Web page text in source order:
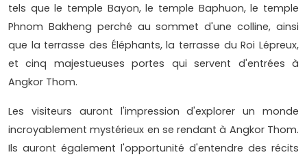
tels que le temple Bayon, le temple Baphuon, le temple
Phnom Bakheng perché au sommet d'une colline, ainsi
que la terrasse des Éléphants, la terrasse du Roi Lépreux,
et cinq majestueuses portes qui servent d'entrées à
Angkor Thom.
Les visiteurs auront l'impression d'explorer un monde
incroyablement mystérieux en se rendant à Angkor Thom.
Ils auront également l'opportunité d'entendre des récits